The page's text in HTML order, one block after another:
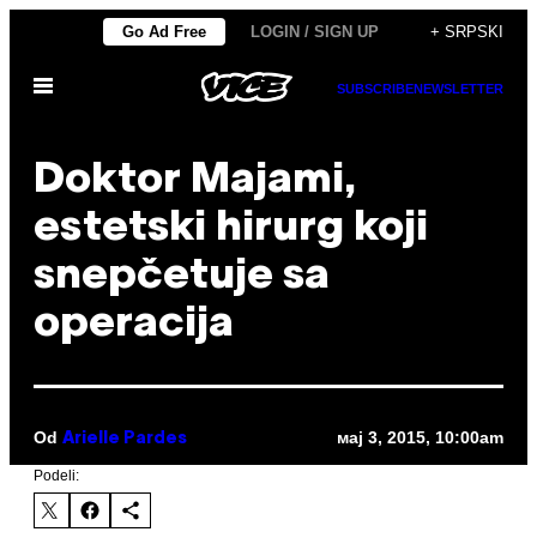
садржај
Go Ad Free LOGIN / SIGN UP + SRPSKI
Otvori
SUBSCRIBENEWSLETTER
Doktor Majami,
estetski hirurg koji
snepčetuje sa
operacija
Od Arielle Pardes мај 3, 2015, 10:00am
Podeli: